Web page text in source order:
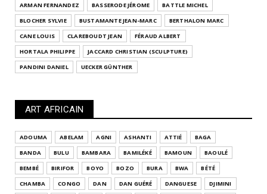
ARMAN FERNANDEZ BASSERODE JÉROME
BATTLE MICHEL
BLOCHER SYLVIE
BUSTAMANTE JEAN-MARC
BERTHALON MARC
CANE LOUIS
CLAREBOUDT JEAN
FÉRAUD ALBERT
HORTALA PHILIPPE
JACCARD CHRISTIAN (SCULPTURE)
PANDINI DANIEL
UECKER GÜNTHER
ART AFRICAIN
ADOUMA ABELAM AGNI ASHANTI ATTIÉ
BAGA
BANDA
BULU BAMBARA BAMILÉKÉ BAMOUN
BAOULÉ
BEMBÉ
BIRIFOR BOYO BOZO BURA BWA
BÉTÉ
CHAMBA
CONGO DAN DAN GUÉRÉ DANGUESE
DJIMINI